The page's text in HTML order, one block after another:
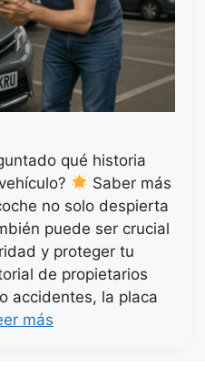
qué historia
Saber más
no solo despierta
puede ser crucial
y proteger tu
de propietarios
accidentes, la placa
más